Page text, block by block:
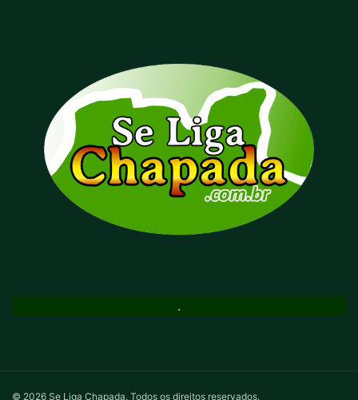
.
© 2026 Se Liga Chapada. Todos os direitos reservados.